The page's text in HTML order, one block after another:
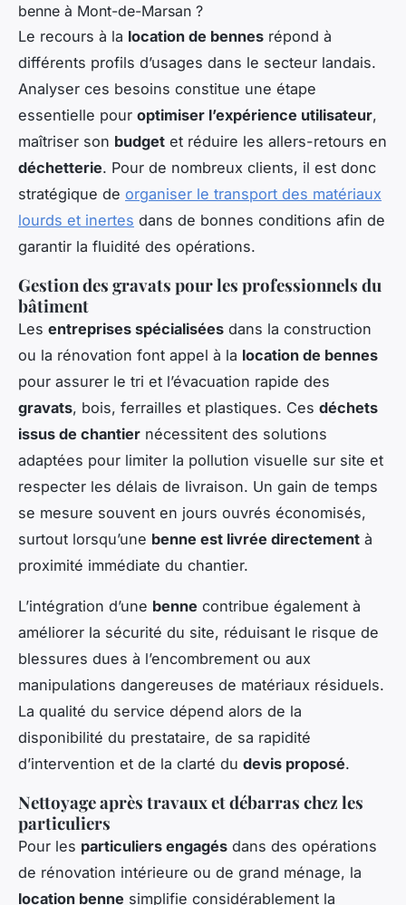
Le recours à la location de bennes répond à
différents profils d’usages dans le secteur landais.
Analyser ces besoins constitue une étape
essentielle pour optimiser l’expérience utilisateur,
maîtriser son budget et réduire les allers-retours en
déchetterie. Pour de nombreux clients, il est donc
stratégique de organiser le transport des matériaux
lourds et inertes dans de bonnes conditions afin de
garantir la fluidité des opérations.
Gestion des gravats pour les professionnels du
bâtiment
Les entreprises spécialisées dans la construction
ou la rénovation font appel à la location de bennes
pour assurer le tri et l’évacuation rapide des
gravats, bois, ferrailles et plastiques. Ces déchets
issus de chantier nécessitent des solutions
adaptées pour limiter la pollution visuelle sur site et
respecter les délais de livraison. Un gain de temps
se mesure souvent en jours ouvrés économisés,
surtout lorsqu’une benne est livrée directement à
proximité immédiate du chantier.
L’intégration d’une benne contribue également à
améliorer la sécurité du site, réduisant le risque de
blessures dues à l’encombrement ou aux
manipulations dangereuses de matériaux résiduels.
La qualité du service dépend alors de la
disponibilité du prestataire, de sa rapidité
d’intervention et de la clarté du devis proposé.
Nettoyage après travaux et débarras chez les
particuliers
Pour les particuliers engagés dans des opérations
de rénovation intérieure ou de grand ménage, la
location benne simplifie considérablement la